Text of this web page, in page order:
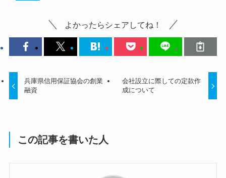
よかったらシェアしてね！
兵庫県信用保証協会の創業
融資
会社設立に際しての定款作
成について
この記事を書いた人